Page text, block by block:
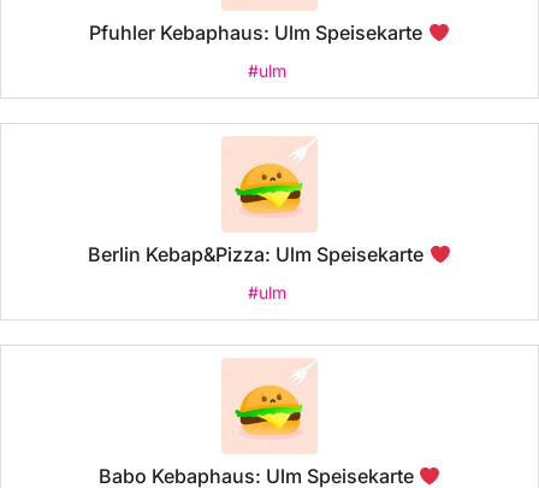
Pfuhler Kebaphaus: Ulm Speisekarte
#ulm
Berlin Kebap&Pizza: Ulm Speisekarte
#ulm
Babo Kebaphaus: Ulm Speisekarte